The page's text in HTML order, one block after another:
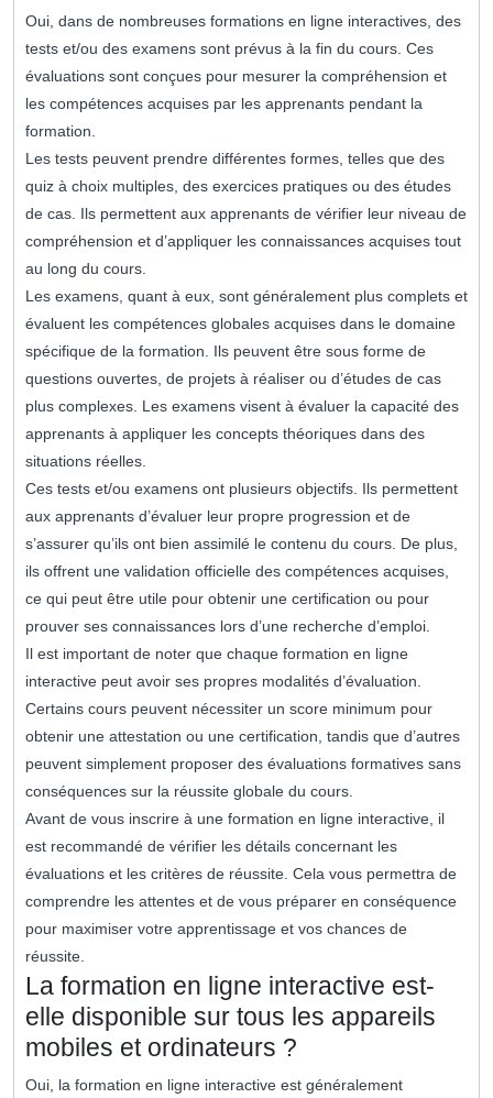
Oui, dans de nombreuses formations en ligne interactives, des
tests et/ou des examens sont prévus à la fin du cours. Ces
évaluations sont conçues pour mesurer la compréhension et
les compétences acquises par les apprenants pendant la
formation.
Les tests peuvent prendre différentes formes, telles que des
quiz à choix multiples, des exercices pratiques ou des études
de cas. Ils permettent aux apprenants de vérifier leur niveau de
compréhension et d’appliquer les connaissances acquises tout
au long du cours.
Les examens, quant à eux, sont généralement plus complets et
évaluent les compétences globales acquises dans le domaine
spécifique de la formation. Ils peuvent être sous forme de
questions ouvertes, de projets à réaliser ou d’études de cas
plus complexes. Les examens visent à évaluer la capacité des
apprenants à appliquer les concepts théoriques dans des
situations réelles.
Ces tests et/ou examens ont plusieurs objectifs. Ils permettent
aux apprenants d’évaluer leur propre progression et de
s’assurer qu’ils ont bien assimilé le contenu du cours. De plus,
ils offrent une validation officielle des compétences acquises,
ce qui peut être utile pour obtenir une certification ou pour
prouver ses connaissances lors d’une recherche d’emploi.
Il est important de noter que chaque formation en ligne
interactive peut avoir ses propres modalités d’évaluation.
Certains cours peuvent nécessiter un score minimum pour
obtenir une attestation ou une certification, tandis que d’autres
peuvent simplement proposer des évaluations formatives sans
conséquences sur la réussite globale du cours.
Avant de vous inscrire à une formation en ligne interactive, il
est recommandé de vérifier les détails concernant les
évaluations et les critères de réussite. Cela vous permettra de
comprendre les attentes et de vous préparer en conséquence
pour maximiser votre apprentissage et vos chances de
réussite.
La formation en ligne interactive est-
elle disponible sur tous les appareils
mobiles et ordinateurs ?
Oui, la formation en ligne interactive est généralement